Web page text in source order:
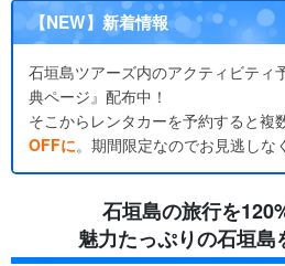
【NEW】新着情報
石垣島ツアーズ内のアクティビティ
典ページ』配布中！
そこからレンタカーを予約すると複
OFFに。期間限定なのでお見逃し
石垣島の旅行を
魅力たっぷりの石垣島